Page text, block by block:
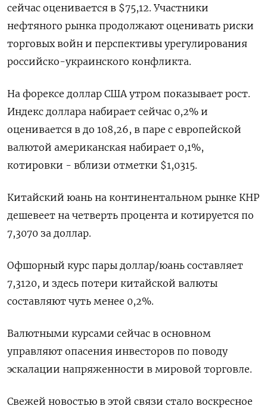
сейчас оценивается в $75,12. Участники
нефтяного рынка продолжают оценивать риски
торговых войн и перспективы урегулирования
российско-украинского конфликта.
На форексе доллар США утром показывает рост.
Индекс доллара набирает сейчас 0,2% и
оценивается в до 108,26, в паре с европейской
валютой американская набирает 0,1%,
котировки - вблизи отметки $1,0315.
Китайский юань на континентальном рынке КНР
дешевеет на четверть процента и котируется по
7,3070 за доллар.
Офшорный курс пары доллар/юань составляет
7,3120, и здесь потери китайской валюты
составляют чуть менее 0,2%.
Валютными курсами сейчас в основном
управляют опасения инвесторов по поводу
эскалации напряженности в мировой торговле.
Свежей новостью в этой связи стало воскресное